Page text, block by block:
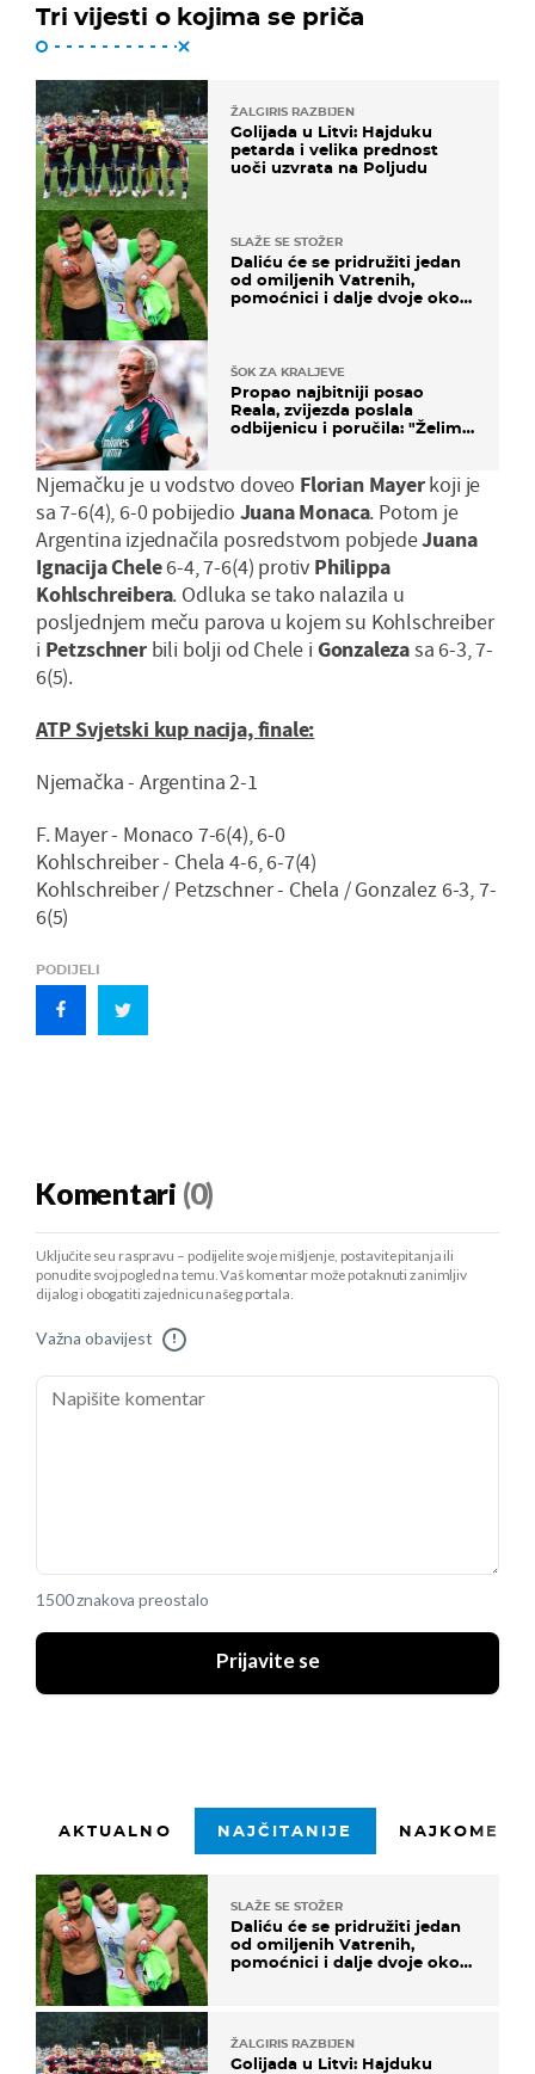
Tri vijesti o kojima se priča
ŽALGIRIS RAZBIJEN
Golijada u Litvi: Hajduku
petarda i velika prednost
uoči uzvrata na Poljudu
SLAŽE SE STOŽER
Daliću će se pridružiti jedan
od omiljenih Vatrenih,
pomoćnici i dalje dvoje oko
ŠOK ZA KRALJEVE
Propao najbitniji posao
Reala, zvijezda poslala
odbijenicu i poručila: "Želim
Njemačku je u vodstvo doveo Florian Mayerkoji je
sa 7-6(4), 6-0 pobijedio Juana Monaca. Potom je
Argentina izjednačila posredstvom pobjedeJuana
Ignacija Chele6-4, 7-6(4) protiv Philippa
Kohlschreibera. Odluka se tako nalazila u
posljednjem meču parova u kojem su Kohlschreiber
i Petzschnerbili bolji od Chele i Gonzalezasa 6-3, 7-
6(5).
ATP Svjetski kup nacija, finale:
Njemačka - Argentina 2-1
F. Mayer - Monaco 7-6(4), 6-0
Kohlschreiber - Chela 4-6, 6-7(4)
Kohlschreiber / Petzschner - Chela / Gonzalez 6-3, 7-
6(5)
PODIJELI
Komentari (0)
Uključite se u raspravu – podijelite svoje mišljenje, postavite pitanja ili
ponudite svoj pogled na temu. Vaš komentar može potaknuti zanimljiv
dijalog i obogatiti zajednicu našeg portala.
Važna obavijest !
1500 znakova preostalo
Prijavite se
AKTUALNO NAJČITANIJE
SLAŽE SE STOŽER
Daliću će se pridružiti jedan
od omiljenih Vatrenih,
pomoćnici i dalje dvoje oko
ŽALGIRIS RAZBIJEN
Golijada u Litvi: Hajduku